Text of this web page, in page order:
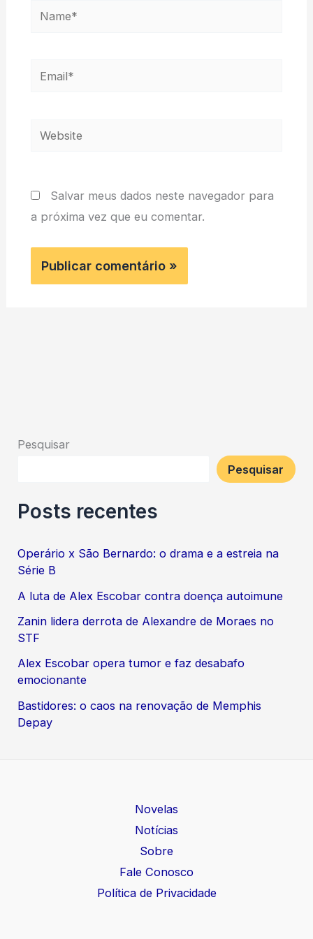
Name*
Email*
Website
Salvar meus dados neste navegador para
a próxima vez que eu comentar.
Pesquisar
Pesquisar
Posts recentes
Operário x São Bernardo: o drama e a estreia na
Série B
A luta de Alex Escobar contra doença autoimune
Zanin lidera derrota de Alexandre de Moraes no
STF
Alex Escobar opera tumor e faz desabafo
emocionante
Bastidores: o caos na renovação de Memphis
Depay
Novelas
Notícias
Sobre
Fale Conosco
Política de Privacidade